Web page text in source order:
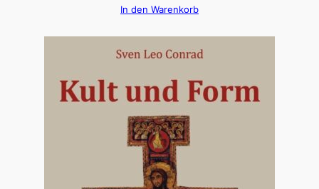
In den Warenkorb